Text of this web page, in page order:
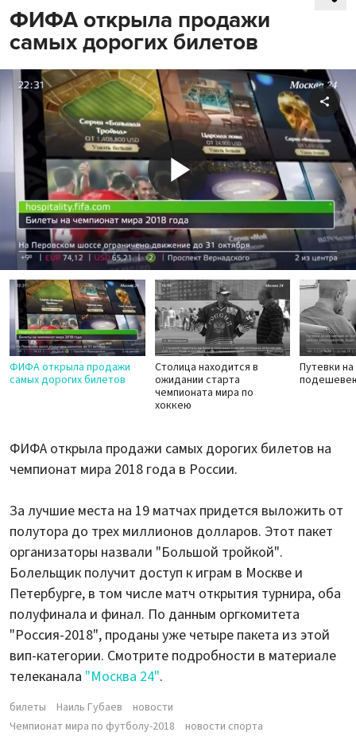
ФИФА открыла продажи
самых дорогих билетов
Play
Video
ФИФА открыла продажи
самых дорогих билетов
Столица находится в
ожидании старта
чемпионата мира по
хоккею
Путевки
ФИФА открыла продажи самых дорогих билетов на
чемпионат мира 2018 года в России.
За лучшие места на 19 матчах придется выложить от
полутора до трех миллионов долларов. Этот пакет
организаторы назвали "Большой тройкой".
Болельщик получит доступ к играм в Москве и
Петербурге, в том числе матч открытия турнира, оба
полуфинала и финал. По данным оргкомитета
"Россия-2018", проданы уже четыре пакета из этой
вип-категории. Смотрите подробности в материале
телеканала "Москва 24".
билеты Наиль Губаев
новости
Чемпионат мира по футболу-2018
новости спорта